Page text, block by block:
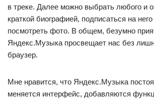
в треке. Далее можно выбрать любого и
краткой биографией, подписаться на
посмотреть фото. В общем, безумно
Яндекс.Музыка просвещает нас без
браузер.
Мне нравится, что Яндекс.Музыка
меняется интерфейс, добавляются